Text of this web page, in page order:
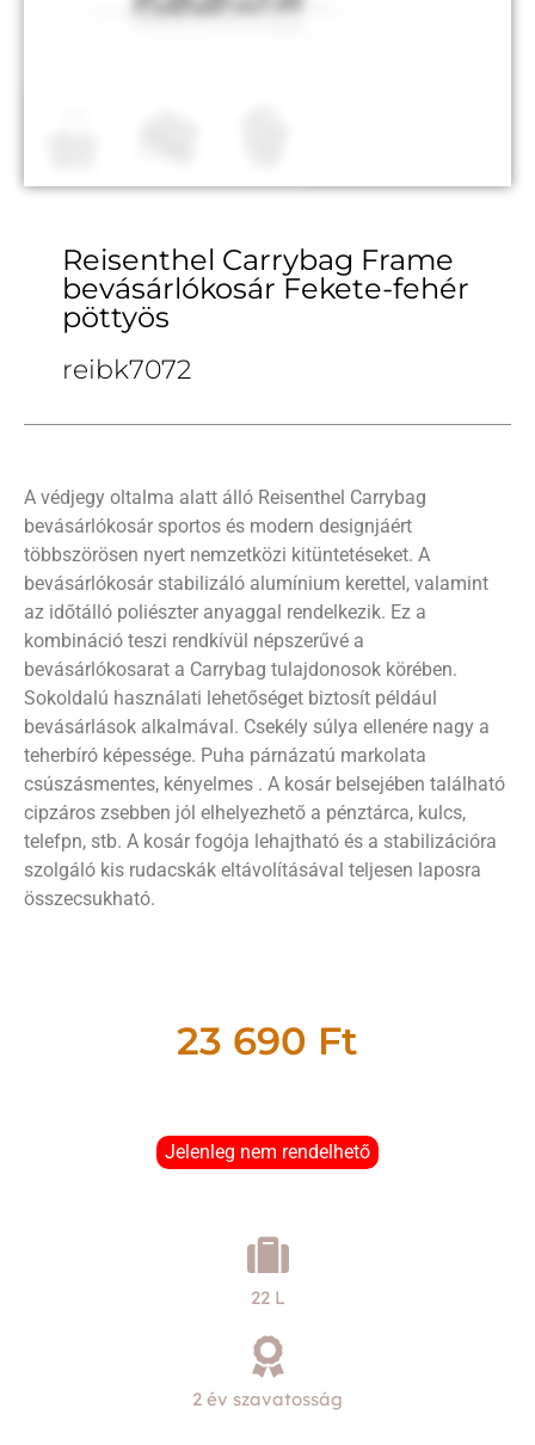
Reisenthel Carrybag Frame
bevásárlókosár Fekete-fehér
pöttyös
reibk7072
A védjegy oltalma alatt álló Reisenthel Carrybag
bevásárlókosár sportos és modern designjáért
többszörösen nyert nemzetközi kitüntetéseket. A
bevásárlókosár stabilizáló alumínium kerettel, valamint
az időtálló poliészter anyaggal rendelkezik. Ez a
kombináció teszi rendkívül népszerűvé a
bevásárlókosarat a Carrybag tulajdonosok körében.
Sokoldalú használati lehetőséget biztosít például
bevásárlások alkalmával. Csekély súlya ellenére nagy a
teherbíró képessége. Puha párnázatú markolata
csúszásmentes, kényelmes . A kosár belsejében található
cipzáros zsebben jól elhelyezhető a pénztárca, kulcs,
telefpn, stb. A kosár fogója lehajtható és a stabilizációra
szolgáló kis rudacskák eltávolításával teljesen laposra
összecsukható.
23 690 Ft
Jelenleg nem rendelhető
22 L
2 év szavatosság